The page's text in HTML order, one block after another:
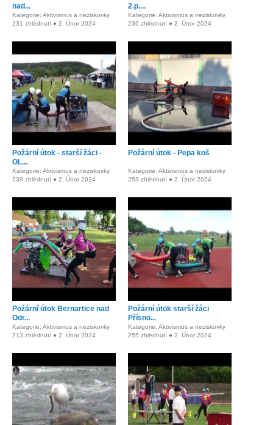
nad...
Kategorie: Aktivismus a neziskovky
231 zhlédnutí ● 2. Únor 2024
2.p....
Kategorie: Aktivismus a neziskovky
236 zhlédnutí ● 2. Únor 2024
Požární útok - starší žáci -
OL...
Kategorie: Aktivismus a neziskovky
239 zhlédnutí ● 2. Únor 2024
Požární útok - Pepa koš
Kategorie: Aktivismus a neziskovky
253 zhlédnutí ● 2. Únor 2024
Požární útok Bernartice nad
Odr...
Kategorie: Aktivismus a neziskovky
213 zhlédnutí ● 2. Únor 2024
Požární útok starší žáci
Přísno...
Kategorie: Aktivismus a neziskovky
255 zhlédnutí ● 2. Únor 2024